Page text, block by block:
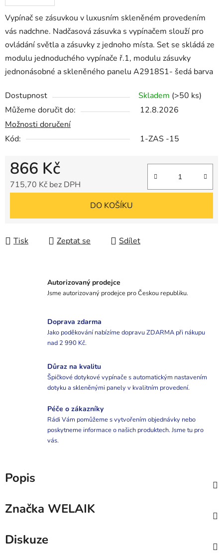
Vypínač se zásuvkou v luxusním skleněném provedením
vás nadchne. Nadčasová zásuvka s vypínačem slouží pro
ovládání světla a zásuvky z jednoho místa. Set se skládá ze
modulu jednoduchého vypínače ř.1, modulu zásuvky
jednonásobné a skleněného panelu A2918S1- šedá barva
Dostupnost Skladem (>50 ks)
Můžeme doručit do:
12.8.2026
Možnosti doručení
Kód:
1-ZAS -15
866 Kč
715,70 Kč bez DPH
DO KOŠÍKU
Tisk Zeptat se Sdílet
Autorizovaný prodejce
Jsme autorizovaný prodejce pro Českou republiku.
Doprava zdarma
Jako poděkování nabízíme dopravu ZDARMA při nákupu
nad 2 990 Kč.
Důraz na kvalitu
Špičkové dotykové vypínače s automatickým nastavením
dotyku a skleněnými panely v kvalitním provedení.
Péče o zákazníky
Rádi Vám pomůžeme s vytvořením objednávky nebo
poskytneme informace o našich produktech. Jsme tu pro
vás.
Popis
Značka WELAIK
Diskuze